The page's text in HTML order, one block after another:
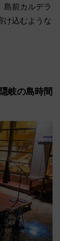
島前カルデラ
け込むような
岐の島時間